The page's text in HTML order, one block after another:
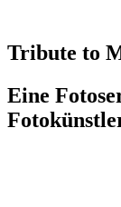
Tribute to
Eine